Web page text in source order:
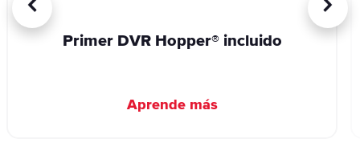
Primer DVR Hopper® incluido
Aprende más